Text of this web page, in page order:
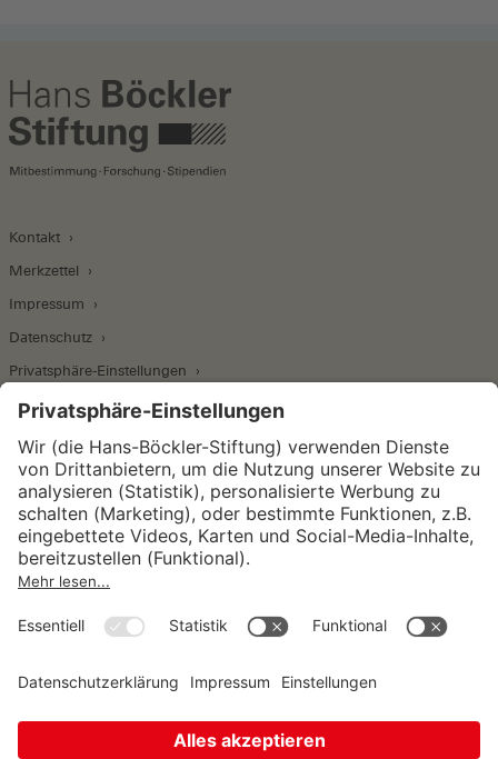
Kontakt
Merkzettel
Impressum
Datenschutz
Privatsphäre-Einstellungen
Wirtschafts- und Sozialwissenschaftliches Institut
Institut für Makroökonomie und
Konjunkturforschung
Unternehmensführung